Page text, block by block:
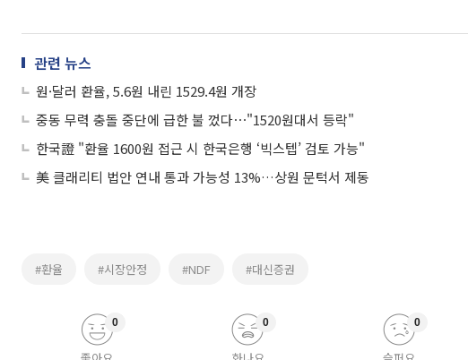
관련 뉴스
원·달러 환율, 5.6원 내린 1529.4원 개장
중동 무력 충돌 중단에 급한 불 껐다⋯"1520원대서 등락"
한국證 "환율 1600원 접근 시 한국은행 ‘빅스텝’ 검토 가능"
美 클래리티 법안 연내 통과 가능성 13%…상원 문턱서 제동
#환율 #시장안정 #NDF #대신증권
0 0 0